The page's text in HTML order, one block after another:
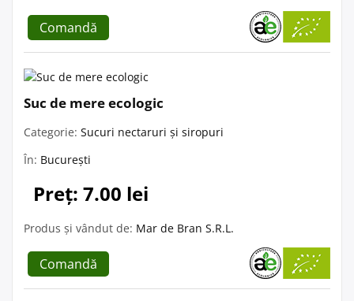
Comandă
Suc de mere ecologic
Categorie: Sucuri nectaruri și siropuri
În: București
Preț: 7.00 lei
Produs și vândut de: Mar de Bran S.R.L.
Comandă